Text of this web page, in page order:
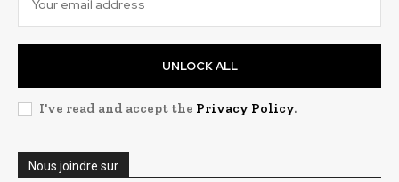
UNLOCK ALL
I've read and accept the Privacy Policy.
Nous joindre sur